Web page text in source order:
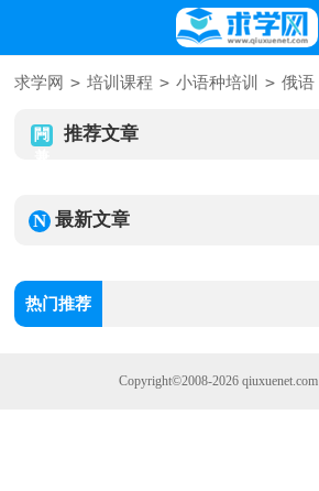
求学网 > 培训课程 > 小语种培训 > 俄语
推荐文章
最新文章
热门推荐
Copyright©2008-2026 qiuxuenet.com